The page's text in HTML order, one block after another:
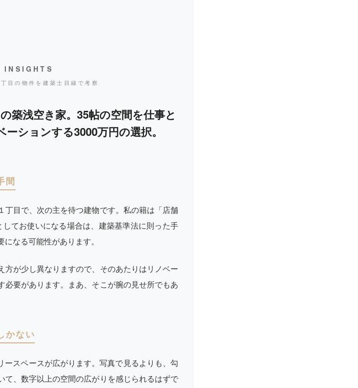
INSIGHTS
目の物件を建築士目線で考察
築浅空き家。35帖の空間を仕事と
ションする3000万円の選択。
間
丁目で、次の主を待つ建物です。私の籍は「店舗
てお使いになる場合は、建築基準法に則った手
なる可能性があります。
方が少し異なりますので、そのあたりはリノベー
必要があります。まあ、そこが腕の見せ所でもあ
かない
スペースが広がります。写真で見るよりも、勾
て、数字以上の空間の広がりを感じられるはずで